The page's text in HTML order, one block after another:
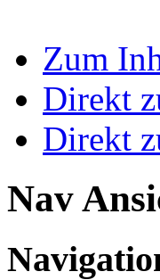
Zum
Direkt
Direkt
Nav